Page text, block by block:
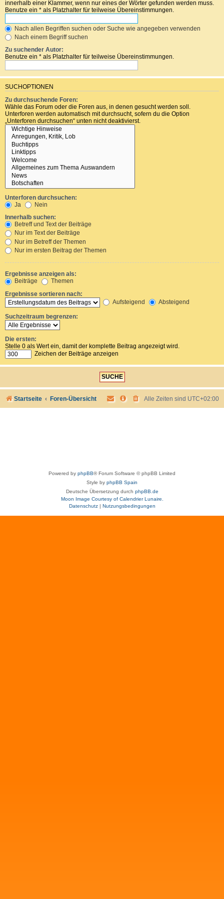
innerhalb einer Klammer, wenn nur eines der Wörter gefunden werden muss.
Benutze ein * als Platzhalter für teilweise Übereinstimmungen.
Nach allen Begriffen suchen oder Suche wie angegeben verwenden
Nach einem Begriff suchen
Zu suchender Autor:
Benutze ein * als Platzhalter für teilweise Übereinstimmungen.
SUCHOPTIONEN
Zu durchsuchende Foren:
Wähle das Forum oder die Foren aus, in denen gesucht werden soll.
Unterforen werden automatisch mit durchsucht, sofern du die Option
„Unterforen durchsuchen“ unten nicht deaktivierst.
Unterforen durchsuchen:
Ja
Nein
Innerhalb suchen:
Betreff und Text der Beiträge
Nur im Text der Beiträge
Nur im Betreff der Themen
Nur im ersten Beitrag der Themen
Ergebnisse anzeigen als:
Beiträge
Themen
Ergebnisse sortieren nach:
Aufsteigend
Absteigend
Suchzeitraum begrenzen:
Die ersten:
Stelle 0 als Wert ein, damit der komplette Beitrag angezeigt wird.
Zeichen der Beiträge anzeigen
Startseite Foren-Übersicht Alle Zeiten sind UTC+02:00
Powered by phpBB® Forum Software © phpBB Limited
Style by phpBB Spain
Deutsche Übersetzung durch phpBB.de
Moon Image Courtesy of Calendrier Lunaire.
Datenschutz| Nutzungsbedingungen